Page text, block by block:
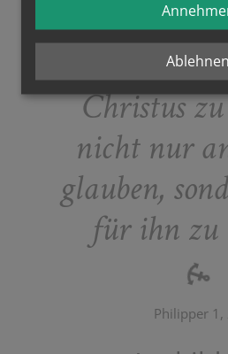
Denn euch
Gnade
Christus
nicht nur
glauben,
für ihn zu
Philipper 1,
Ablehnen